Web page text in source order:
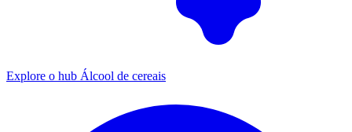
Explore o hub Álcool de cereais